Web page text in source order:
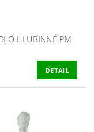
HLUBINNÉ PM-
DETAIL